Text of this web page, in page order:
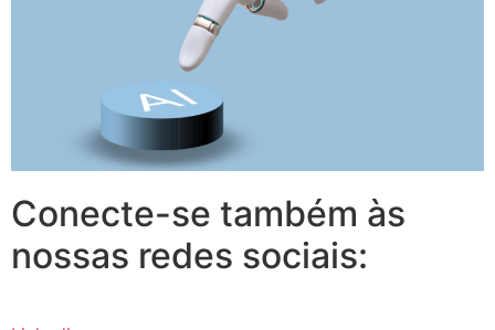
Conecte-se também às
nossas redes sociais: